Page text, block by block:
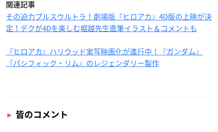
関連記事
その迫力プルスウルトラ！劇場版『ヒロアカ』4D版の上映が決
定！デクが4Dを楽しむ堀越先生直筆イラスト＆コメントも
『ヒロアカ』ハリウッド実写映画化が進行中！『ガンダム』
『パシフィック・リム』のレジェンダリー製作
皆のコメント